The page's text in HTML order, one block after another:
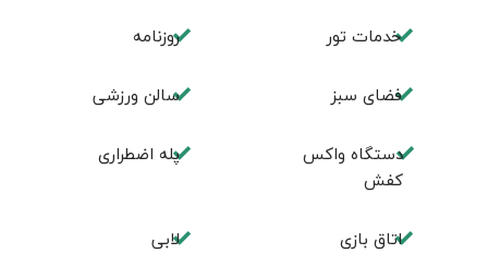
خدمات تور روزنامه
فضای سبز سالن ورزشی
دستگاه واکس
کفش
پله اضطراری
اتاق بازی لابی